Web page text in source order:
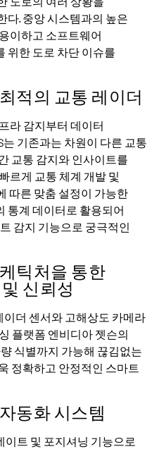
다. 중앙 시스템과의 높은
이하고 소프트웨어
위한 도로 차단 이슈를
적의 교통 레이더
라 감지부터 데이터
기존과는 차원이 다른 교통
교통 감지와 인사이트를
르게 교통 체계 개발 및
따른 맞춤 설정이 가능한
통계 데이터로 활용되어
감지 기능으로 궁극적인
틱처을 통한
신뢰성
이더 센서와 고해상도 카메라
플랫폼 엔비디아 젯슨의
식별까지 가능해 끊김없는
정확하고 안정적인 스마트
동화 시스템
이트 및 포지셔닝 기능으로